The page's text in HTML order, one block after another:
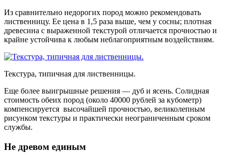
Из сравнительно недорогих пород можно рекомендовать
лиственницу. Ее цена в 1,5 раза выше, чем у сосны; плотная
древесина с выраженной текстурой отличается прочностью и
крайне устойчива к любым неблагоприятным воздействиям.
Текстура, типичная для лиственницы.
Еще более выигрышные решения — дуб и ясень. Солидная
стоимость обеих пород (около 40000 рублей за кубометр)
компенсируется высочайшей прочностью, великолепным
рисунком текстуры и практически неограниченным сроком
службы.
Не древом единым